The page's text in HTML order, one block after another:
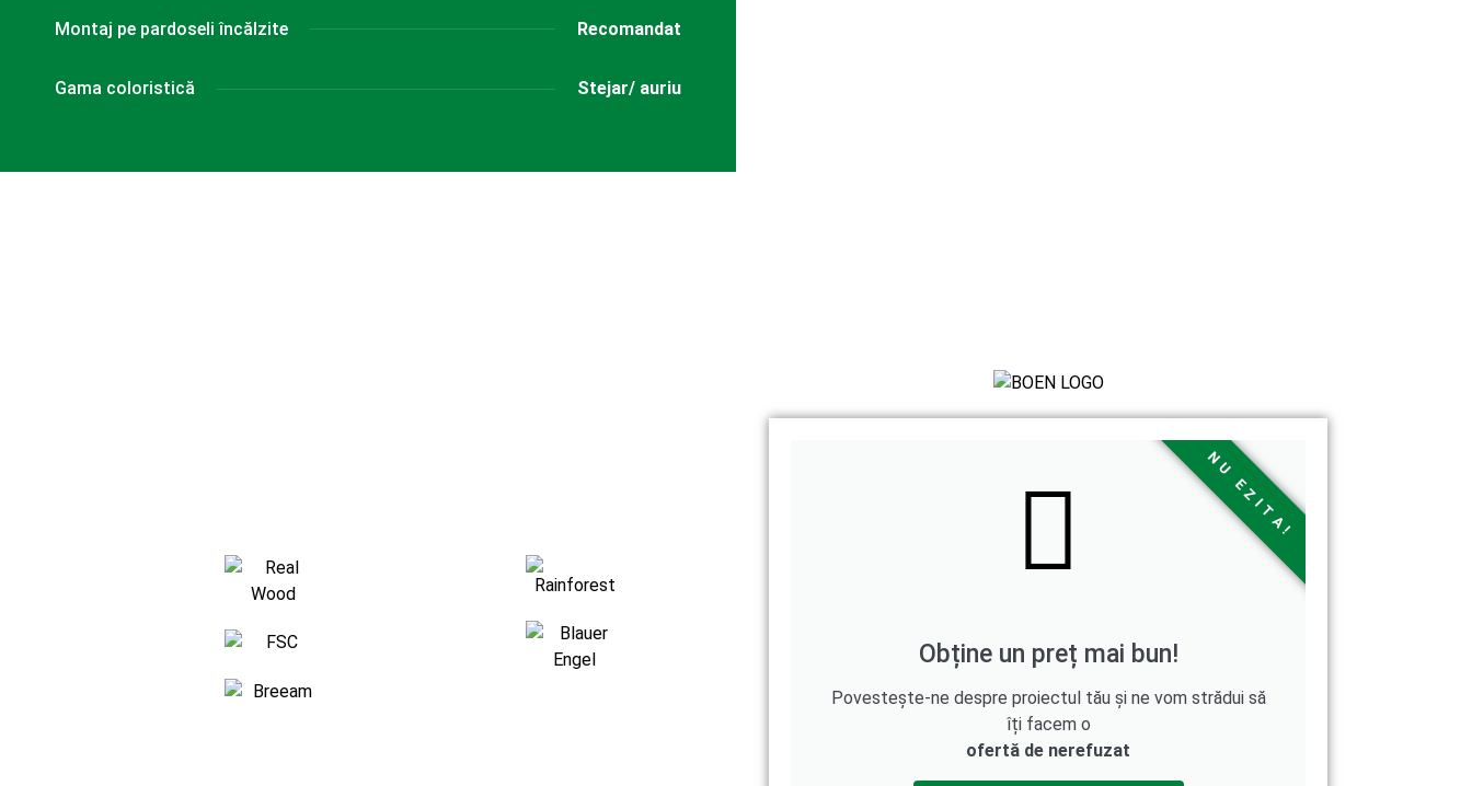
Montaj pe pardoseli încălzite Recomandat
Gama coloristică Stejar/ auriu
Obține un preț mai bun!
Povestește-ne despre proiectul tău și ne vom strădui să
îți facem o
ofertă de nerefuzat
NU EZITA!